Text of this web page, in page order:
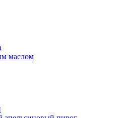
маслом